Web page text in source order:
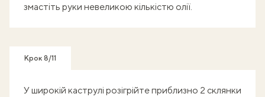
змастіть руки невеликою кількістю олії.
Крок 8/11
У широкій каструлі розігрійте приблизно 2 склянки